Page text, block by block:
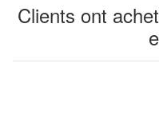
Clients ont